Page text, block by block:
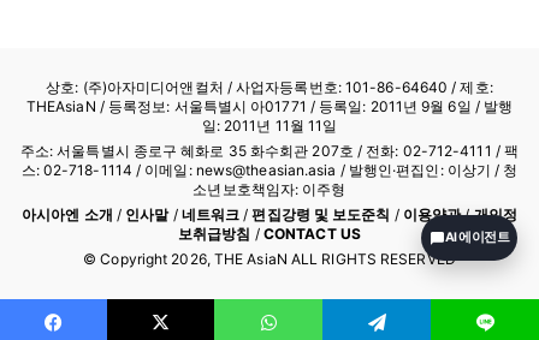
상호: (주)아자미디어앤컬처 /사업자등록번호: 101-86-64640 / 제호:
THEAsiaN / 등록정보: 서울특별시 아01771 / 등록일: 2011년 9월 6일 / 발행
일: 2011년 11월 11일
주소: 서울특별시 종로구 혜화로 35 화수회관 207호 / 전화: 02-712-4111 / 팩
스: 02-718-1114 / 이메일: news@theasian.asia / 발행인·편집인: 이상기 / 청
소년보호책임자: 이주형
아시아엔 소개 / 인사말/ 네트워크 /편집강령 및 보도준칙 / 이용약관/개인정
보취급방침 / CONTACT US
© Copyright 2026, THE AsiaN ALL RIGHTS RESERVED
AI 에이전트